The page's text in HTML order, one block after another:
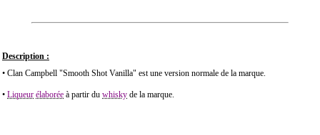
Description :
• Clan Campbell "Smooth Shot Vanilla" est une version normale de la marque.
• Liqueur élaborée à partir du whisky de la marque.